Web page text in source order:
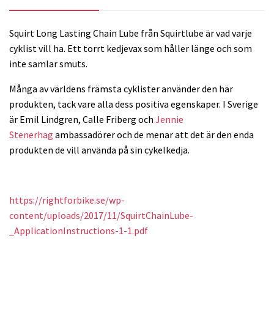
Squirt Long Lasting Chain Lube från Squirtlube är vad varje
cyklist vill ha. Ett torrt kedjevax som håller länge och som
inte samlar smuts.
Många av världens främsta cyklister använder den här
produkten, tack vare alla dess positiva egenskaper. I Sverige
är Emil Lindgren, Calle Friberg och Jennie
Stenerhag ambassadörer och de menar att det är den enda
produkten de vill använda på sin cykelkedja.
https://rightforbike.se/wp-
content/uploads/2017/11/SquirtChainLube-
_ApplicationInstructions-1-1.pdf